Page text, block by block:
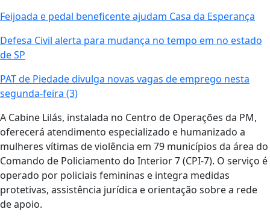
Feijoada e pedal beneficente ajudam Casa da Esperança
Defesa Civil alerta para mudança no tempo em no estado
de SP
PAT de Piedade divulga novas vagas de emprego nesta
segunda-feira (3)
A Cabine Lilás, instalada no Centro de Operações da PM,
oferecerá atendimento especializado e humanizado a
mulheres vítimas de violência em 79 municípios da área do
Comando de Policiamento do Interior 7 (CPI-7). O serviço é
operado por policiais femininas e integra medidas
protetivas, assistência jurídica e orientação sobre a rede
de apoio.